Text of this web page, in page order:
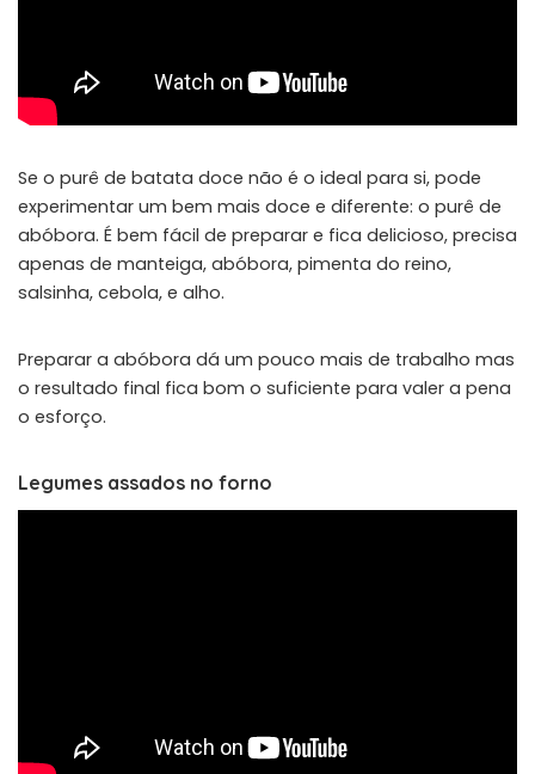
Se o purê de batata doce não é o ideal para si, pode
experimentar um bem mais doce e diferente: o purê de
abóbora. É bem fácil de preparar e fica delicioso, precisa
apenas de manteiga, abóbora, pimenta do reino,
salsinha, cebola, e alho.
Preparar a abóbora dá um pouco mais de trabalho mas
o resultado final fica bom o suficiente para valer a pena
o esforço.
Legumes assados no forno